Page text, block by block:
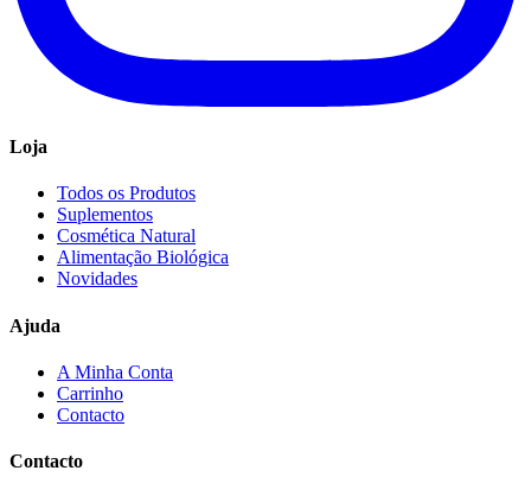
Loja
Todos os Produtos
Suplementos
Cosmética Natural
Alimentação Biológica
Novidades
Ajuda
A Minha Conta
Carrinho
Contacto
Contacto